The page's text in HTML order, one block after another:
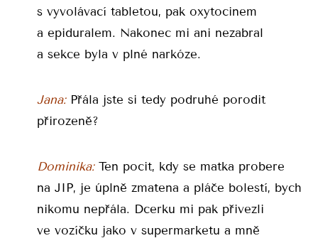
s vyvolávací tabletou, pak oxytocinem
a epiduralem. Nakonec mi ani nezabral
a sekce byla v plné narkóze.
Jana:Přála jste si tedy podruhé porodit
přirozeně?
Dominika: Ten pocit, kdy se matka probere
na JIP, je úplně zmatena a pláče bolestí, bych
nikomu nepřála. Dcerku mi pak přivezli
ve vozíčku jako v supermarketu a mně